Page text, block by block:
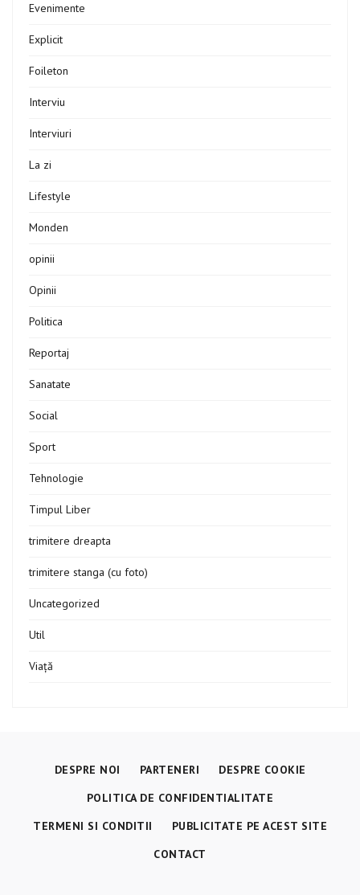
Evenimente
Explicit
Foileton
Interviu
Interviuri
La zi
Lifestyle
Monden
opinii
Opinii
Politica
Reportaj
Sanatate
Social
Sport
Tehnologie
Timpul Liber
trimitere dreapta
trimitere stanga (cu foto)
Uncategorized
Util
Viață
DESPRE NOI PARTENERI
DESPRE COOKIE
POLITICA DE CONFIDENTIALITATE
TERMENI SI CONDITII
PUBLICITATE PE ACEST SITE
CONTACT